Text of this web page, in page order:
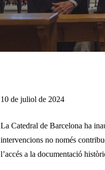
10 de juliol de 2024
La Catedral de Barcelona ha
intervencions no només
l’accés a la documentació